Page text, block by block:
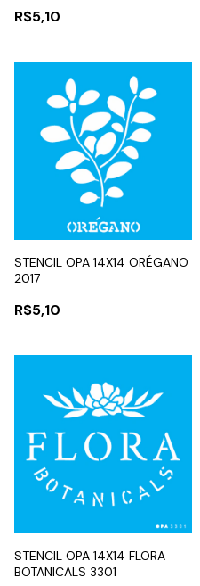
R$5,10
STENCIL OPA 14X14 ORÉGANO
2017
R$5,10
STENCIL OPA 14X14 FLORA
BOTANICALS 3301